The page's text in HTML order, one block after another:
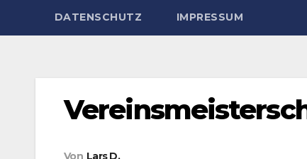
DATENSCHUTZ IMPRESSUM
Von Lars D.